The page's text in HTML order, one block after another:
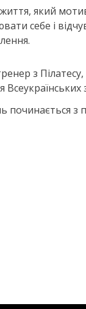
який
себе і
з Пілатесу,
починається з